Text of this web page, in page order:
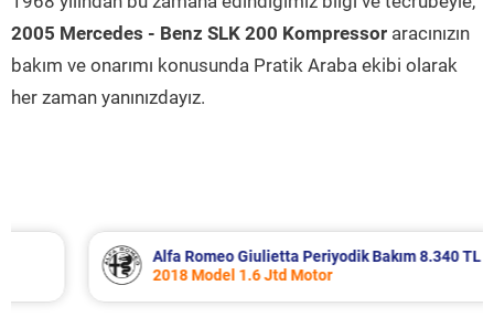
2005 Mercedes - Benz SLK 200 Kompressor aracınızın
bakım ve onarımı konusunda Pratik Araba ekibi olarak
her zaman yanınızdayız.
Alfa Romeo Giulietta Periyodik Bakım 8.340 TL
2018 Model 1.6 Jtd Motor